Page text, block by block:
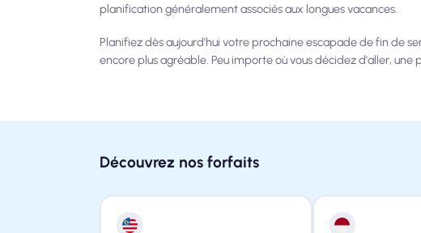
planification généralement associés aux longues vacances.
Planifiez dès aujourd'hui votre prochaine escapade de fin de
encore plus agréable. Peu importe où vous décidez d'aller,
Découvrez nos forfaits